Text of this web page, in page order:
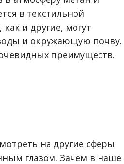
в текстильной
и другие, могут
и окружающую почву.
преимуществ.
на другие сферы
глазом. Зачем в наше